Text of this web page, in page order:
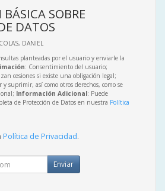
SOBRE
DATOS
DANIEL
planteadas por el usuario y enviarle la
: Consentimiento del usuario;
cesiones si existe una obligación legal;
y suprimir, así como otros derechos, como se
Información Adicional: Puede
de Protección de Datos en nuestra Política
Política de Privacidad.
Enviar